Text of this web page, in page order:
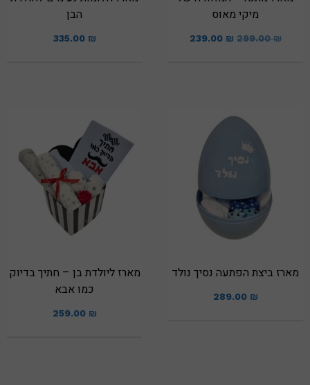
מיקי מאוס
299.00₪
239.00 ₪
הבן
335.00 ₪
מארז ביצת הפתעה נסיך נולד
289.00 ₪
מארז ליולדת בן – חתיך בדיוק
כמו אבא
259.00 ₪